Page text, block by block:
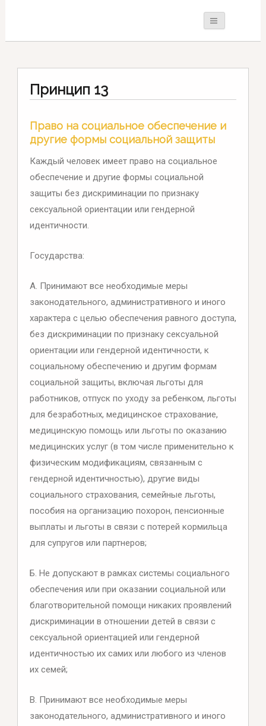
Принцип 13
Право на социальное обеспечение и
другие формы социальной защиты
Каждый человек имеет право на социальное
обеспечение и другие формы социальной
защиты без дискриминации по признаку
сексуальной ориентации или гендерной
идентичности.
Государства:
А. Принимают все необходимые меры
законодательного, административного и иного
характера с целью обеспечения равного доступа,
без дискриминации по признаку сексуальной
ориентации или гендерной идентичности, к
социальному обеспечению и другим формам
социальной защиты, включая льготы для
работников, отпуск по уходу за ребенком, льготы
для безработных, медицинское страхование,
медицинскую помощь или льготы по оказанию
медицинских услуг (в том числе применительно к
физическим модификациям, связанным с
гендерной идентичностью), другие виды
социального страхования, семейные льготы,
пособия на организацию похорон, пенсионные
выплаты и льготы в связи с потерей кормильца
для супругов или партнеров;
Б. Не допускают в рамках системы социального
обеспечения или при оказании социальной или
благотворительной помощи никаких проявлений
дискриминации в отношении детей в связи с
сексуальной ориентацией или гендерной
идентичностью их самих или любого из членов
их семей;
В. Принимают все необходимые меры
законодательного, административного и иного